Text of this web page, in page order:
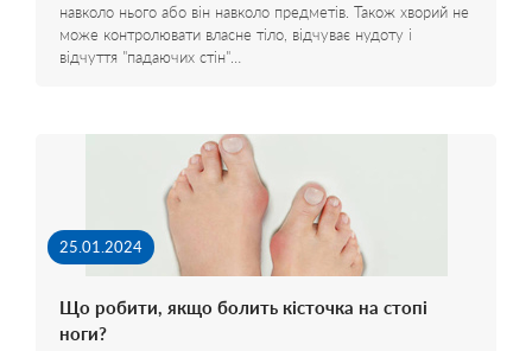
навколо нього або він навколо предметів. Також хворий не
може контролювати власне тіло, відчуває нудоту і
відчуття "падаючих стін"…
25.01.2024
Що робити, якщо болить кісточка на стопі
ноги?